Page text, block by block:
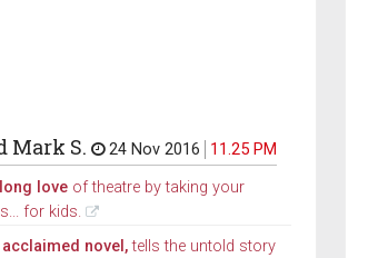
Mark S. 24 Nov 2016
11.25 PM
love of theatre by taking your
for kids.
novel,tells the untold story